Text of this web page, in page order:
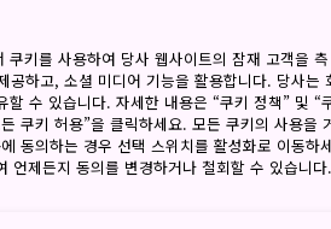
사
키를 사용하여 당사 웹사이트의 잠재 고객을 측
하고, 소셜 미디어 기능을 활용합니다. 당사는
수 있습니다. 자세한 내용은 “쿠키 정책” 및 “
쿠키 허용”을 클릭하세요. 모든 쿠키의 사용을
동의하는 경우 선택 스위치를 활성화로 이동하세
언제든지 동의를 변경하거나 철회할 수 있습니다.